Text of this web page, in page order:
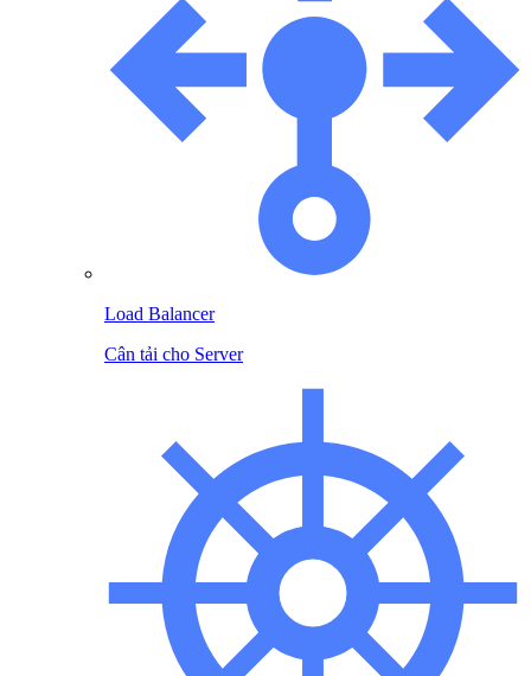
Load Balancer
Cân tải cho Server